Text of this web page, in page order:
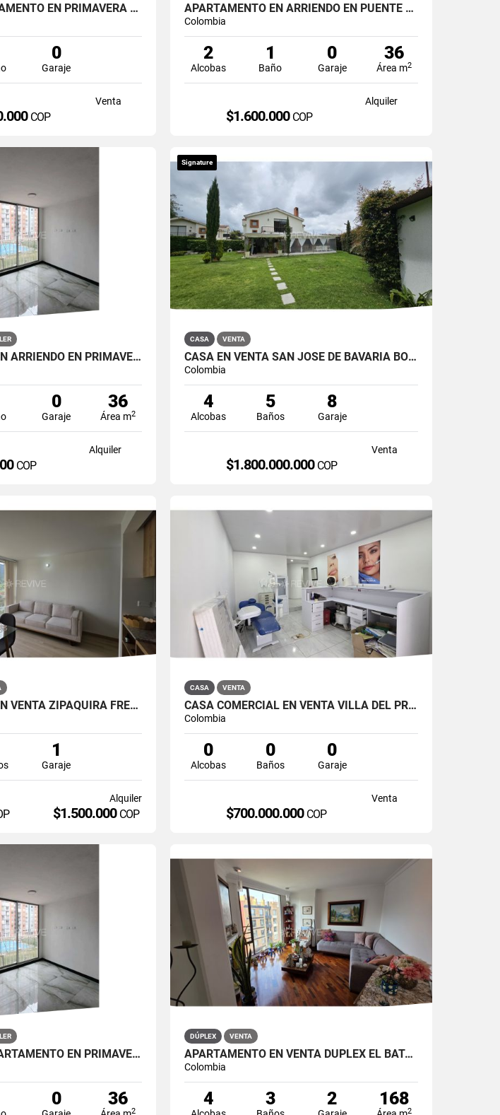
SE VENDE APARTAMENTO EN PRIMAVERA 6-39 ET 2 PUENTE ARANDA
0
Garaje
Venta
COP
APARTAMENTO EN ARRIENDO EN PUENTE ARANDA PRIMAVERA 6-39
Colombia
2
Alcobas
1
Baño
0
Garaje
36
Área m2
Alquiler
$1.600.000 COP
APARTAMENTO EN ARRIENDO EN PRIMAVERA PUENTE ARANDA PRIMAVERA 6-39 ET 2
0
Garaje
36
Área m2
Alquiler
COP
Signature
CASA VENTA
CASA EN VENTA SAN JOSÉ DE BAVARIA BOGOTÁ
Colombia
4
Alcobas
5
Baños
8
Garaje
Venta
$1.800.000.000 COP
APARTAMENTO EN VENTA ZIPAQUIRÁ FRENTE A LA UNIMINUTO
1
Garaje
Alquiler
$1.500.000 COP
CASA VENTA
CASA COMERCIAL EN VENTA VILLA DEL PRADO BOGOTÁ NORTE
Colombia
0
Alcobas
0
Baños
0
Garaje
Venta
$700.000.000 COP
SE ARRIENDA APARTAMENTO EN PRIMAVERA 6-39 ET 2 PISO 3 PARS ESTRENAR
0 36
2
DÚPLEX VENTA
APARTAMENTO EN VENTA DÚPLEX EL BATÁN
Colombia
4 3 2 168
2